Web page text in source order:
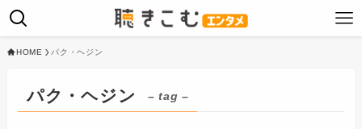
HOME パク・ヘジン
パク・ヘジン – tag –